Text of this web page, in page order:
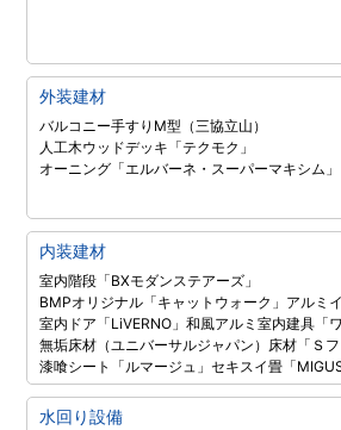
外装建材
バルコニー手すりM型（三協立山）
人工木ウッドデッキ「テクモク」
オーニング「エルバーネ・スーパーマキシム」
内装建材
室内階段「BXモダンステアーズ」
BMPオリジナル「キャットウォーク」 アルミ
室内ドア「LiVERNO」和風アルミ室内建具「
無垢床材（ユニバーサルジャパン） 床材「Ｓフ
漆喰シート「ルマージュ」セキスイ畳「
水回り設備